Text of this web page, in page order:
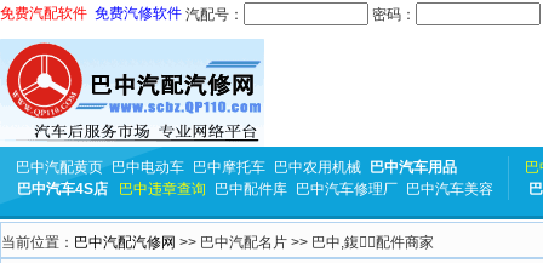
免费汽配软件 免费汽修软件 汽配号： 密码：
巴中汽配黄页 巴中电动车 巴中摩托车 巴中农用机械
巴中汽车用品
巴中汽车4S店
巴中违章查询 巴中配件库 巴中汽车修理厂 巴中汽车美容
当前位置： 巴中汽配汽修网 >> 巴中汽配名片 >> 巴中,鍑┈配件商家